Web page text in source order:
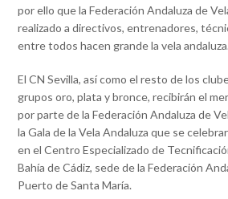
por ello que la Federación Andaluza de
realizado a directivos, entrenadores,
entre todos hacen grande la vela andaluza.
El CN Sevilla, así como el resto de los
grupos oro, plata y bronce, recibirán el
por parte de la Federación Andaluza de
la Gala de la Vela Andaluza que se
en el Centro Especializado de
Bahía de Cádiz, sede de la Federación
Puerto de Santa María.